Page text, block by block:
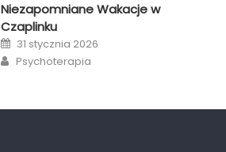
Niezapomniane Wakacje w
Czaplinku
Posted
on
31 stycznia 2026
Author
Psychoterapia